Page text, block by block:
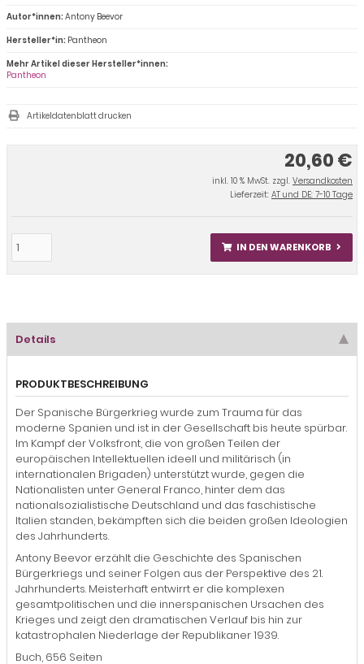
20,60 €
inkl. 10 % MwSt. zzgl. Versandkosten
Lieferzeit: AT und DE: 7-10 Tage
IN DEN WARENKORB
Autor*innen:Antony Beevor
Hersteller*in: Pantheon
Mehr Artikel dieser Hersteller*innen:
Pantheon
Artikeldatenblatt drucken
Details
PRODUKTBESCHREIBUNG
Der Spanische Bürgerkrieg wurde zum Trauma für das
moderne Spanien und ist in der Gesellschaft bis heute spürbar.
Im Kampf der Volksfront, die von großen Teilen der
europäischen Intellektuellen ideell und militärisch (in
internationalen Brigaden) unterstützt wurde, gegen die
Nationalisten unter General Franco, hinter dem das
nationalsozialistische Deutschland und das faschistische
Italien standen, bekämpften sich die beiden großen Ideologien
des Jahrhunderts.
Antony Beevor erzählt die Geschichte des Spanischen
Bürgerkriegs und seiner Folgen aus der Perspektive des 21.
Jahrhunderts. Meisterhaft entwirrt er die komplexen
gesamtpolitischen und die innerspanischen Ursachen des
Krieges und zeigt den dramatischen Verlauf bis hin zur
katastrophalen Niederlage der Republikaner 1939.
Buch, 656 Seiten